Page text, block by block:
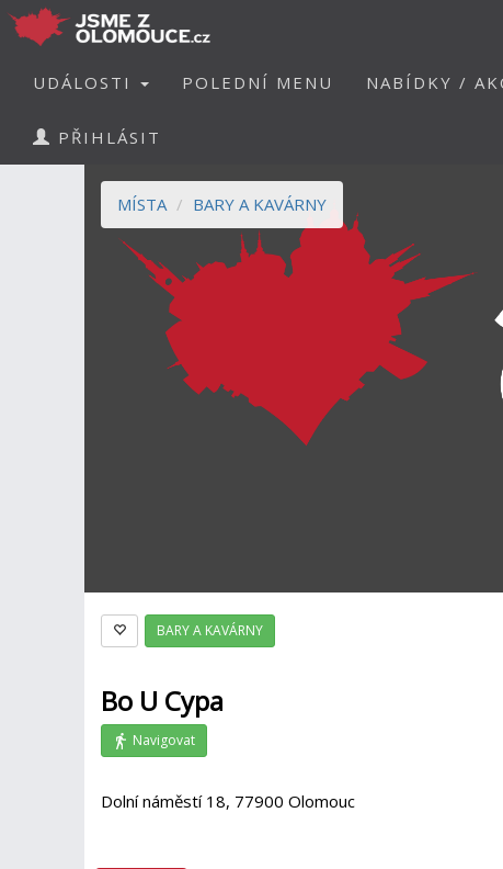
UDÁLOSTI POLEDNÍ MENU NABÍDKY /
PŘIHLÁSIT
MÍSTA BARY A KAVÁRNY
BARY A KAVÁRNY
Bo U Cypa
Navigovat
Dolní náměstí 18, 77900 Olomouc